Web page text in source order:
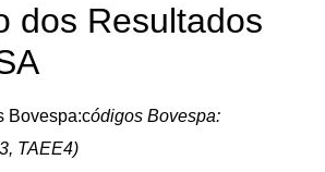
dos Resultados
Bovespa:códigos Bovespa:
TAEE4)